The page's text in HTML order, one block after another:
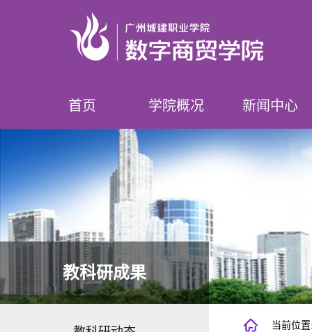
首页 学院概况
学院简介
领导介绍
专业设置
师资队伍
新闻中心
学院要闻
学院公告
榜样数贸人
教科研成果
当前位